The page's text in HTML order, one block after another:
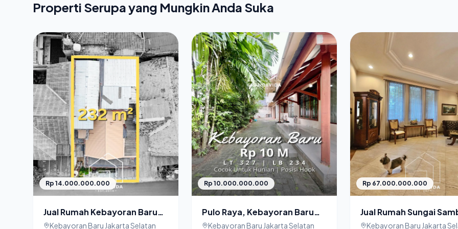
Properti Serupa yang Mungkin Anda Suka
Rp 14.000.000.000
Jual Rumah Kebayoran Baru
Cocok Untuk Dibangun Ulang
Kebayoran Baru Jakarta Selatan
Rp 10.000.000.000
Pulo Raya, Kebayoran Baru
Rumah Jakarta Selatan yang
Kebayoran Baru Jakarta Selatan
Rp 67.000.000.000
Jual Rumah Sungai
Kebayoran Baru
Kebayoran Baru Jakarta